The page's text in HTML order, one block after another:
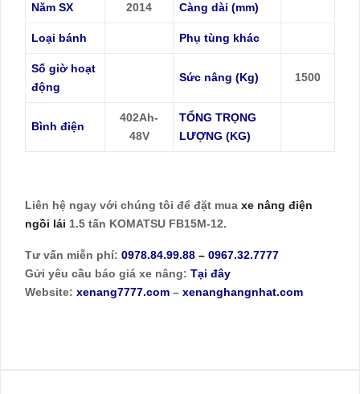
Năm SX 2014 Càng dài (mm)
Loại bánh Phụ tùng khác
Số giờ hoạt
động
Sức nâng (Kg) 1500
Bình điện
402Ah-
48V
TỔNG TRỌNG
LƯỢNG (KG)
Liên hệ ngay với chúng tôi để đặt mua xe nâng điện
ngồi lái 1.5 tấn KOMATSU FB15M-12.
Tư vấn miễn phí: 0978.84.99.88 – 0967.32.7777
Gửi yêu cầu báo giá xe nâng: Tại đây
Website: xenang7777.com – xenanghangnhat.com